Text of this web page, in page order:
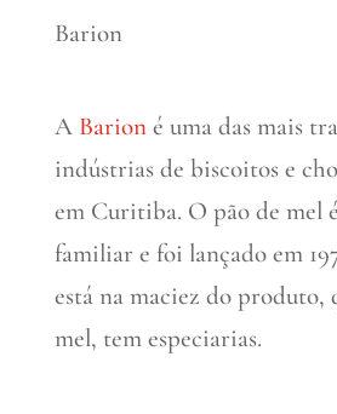
Barion
A Barioné uma das mais
indústrias de biscoitos e
em Curitiba. O pão de mel
familiar e foi lançado em
está na maciez do produto,
mel, tem especiarias.